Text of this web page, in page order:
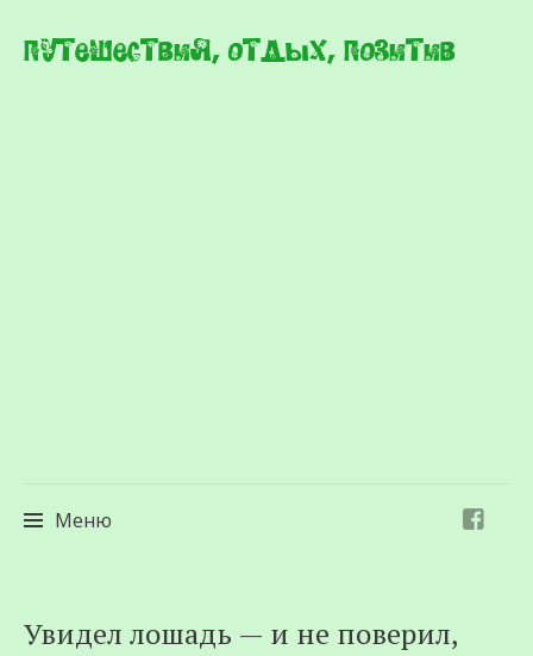
Путешествия, отдых, позитив
Меню
к
Увидел лошадь — и не поверил,